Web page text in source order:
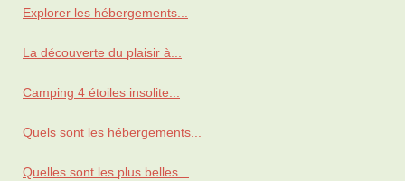
Explorer les hébergements...
La découverte du plaisir à...
Camping 4 étoiles insolite...
Quels sont les hébergements...
Quelles sont les plus belles...